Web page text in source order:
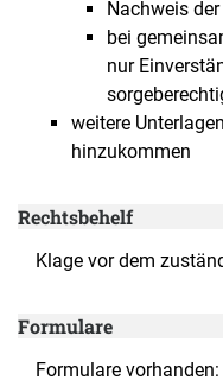
Nachweis
bei
nur
weitere
hinzukommen
Rechtsbehelf
Klage vor dem
Formulare
Formulare